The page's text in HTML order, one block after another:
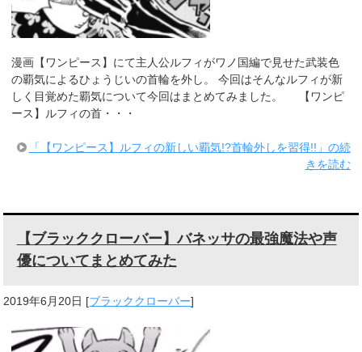
漫画【ワンピース】にて主人公ルフィがワノ国編で見せた武装色
の覇気によるひょうじいの首輪を外し。 今回はそんなルフィが新
しく目覚めた覇気について今回はまとめてみました。 【ワンピ
ース】ルフィの首・・・
「【ワンピース】ルフィの新しい覇気!?首輪外しを習得!!」の続
きを読む
【ブラッククローバー】バネッサの最強魔法や声
優についてまとめてみた
2019年6月20日 [ブラッククローバー]